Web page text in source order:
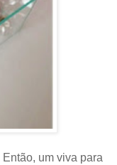
um viva para